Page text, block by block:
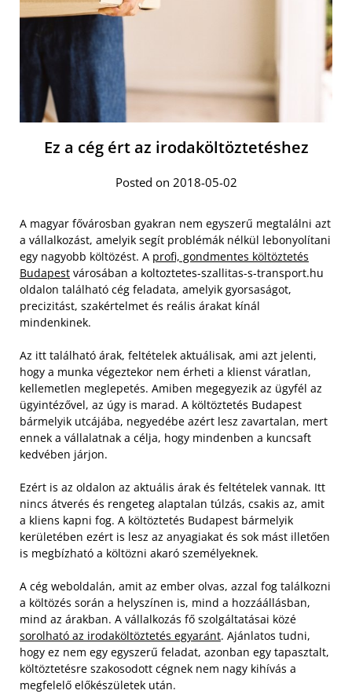
Ez a cég ért az irodaköltöztetéshez
Posted on 2018-05-02
A magyar fővárosban gyakran nem egyszerű megtalálni azt
a vállalkozást, amelyik segít problémák nélkül lebonyolítani
egy nagyobb költözést. A profi, gondmentes költöztetés
Budapest városában a koltoztetes-szallitas-s-transport.hu
oldalon található cég feladata, amelyik gyorsaságot,
precizitást, szakértelmet és reális árakat kínál
mindenkinek.
Az itt található árak, feltételek aktuálisak, ami azt jelenti,
hogy a munka végeztekor nem érheti a klienst váratlan,
kellemetlen meglepetés. Amiben megegyezik az ügyfél az
ügyintézővel, az úgy is marad. A költöztetés Budapest
bármelyik utcájába, negyedébe azért lesz zavartalan, mert
ennek a vállalatnak a célja, hogy mindenben a kuncsaft
kedvében járjon.
Ezért is az oldalon az aktuális árak és feltételek vannak. Itt
nincs átverés és rengeteg alaptalan túlzás, csakis az, amit
a kliens kapni fog. A költöztetés Budapest bármelyik
kerületében ezért is lesz az anyagiakat és sok mást illetően
is megbízható a költözni akaró személyeknek.
A cég weboldalán, amit az ember olvas, azzal fog találkozni
a költözés során a helyszínen is, mind a hozzáállásban,
mind az árakban. A vállalkozás fő szolgáltatásai közé
sorolható az irodaköltöztetés egyaránt. Ajánlatos tudni,
hogy ez nem egy egyszerű feladat, azonban egy tapasztalt,
költöztetésre szakosodott cégnek nem nagy kihívás a
megfelelő előkészületek után.